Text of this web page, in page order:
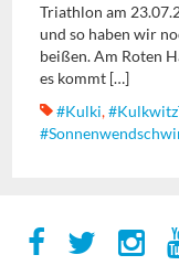
Triathlon am
und so haben wir
beißen. Am Roten
es kommt […]
#Kulki,